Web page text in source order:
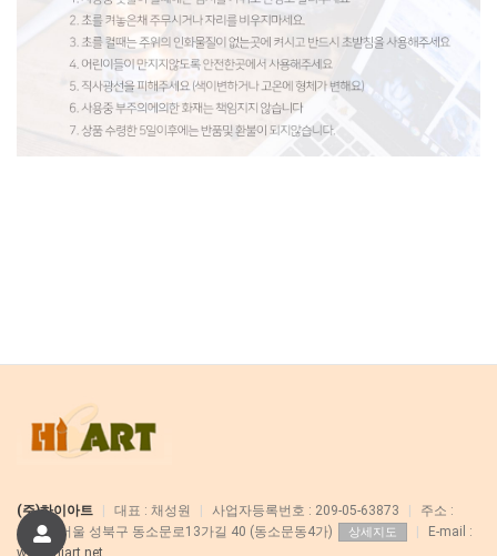
(주)하이아트 대표 : 채성원 사업자등록번호 : 209-05-63873
주소 :
02832 서울 성북구 동소문로13가길 40 (동소문동4가)
상세지도
E-mail :